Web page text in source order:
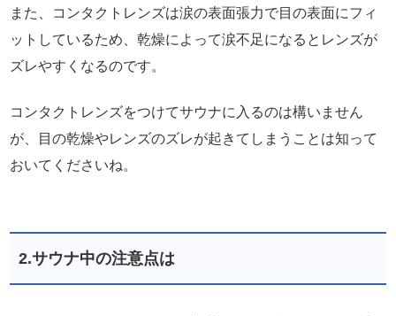
また、コンタクトレンズは涙の表面張力で目の表面にフィ
ットしているため、乾燥によって涙不足になるとレンズが
ズレやすくなるのです。
コンタクトレンズをつけてサウナに入るのは構いません
が、目の乾燥やレンズのズレが起きてしまうことは知って
おいてくださいね。
2.サウナ中の注意点は